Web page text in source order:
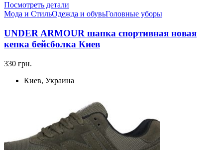
Посмотреть детали
Мода и СтильОдежда и обувьГоловные уборы
UNDER ARMOUR шапка спортивная новая
кепка бейсболка Киев
330 грн.
Киев, Украина